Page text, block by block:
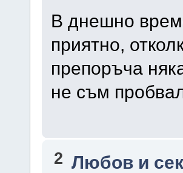
В днешно
приятно,
препоръча
не съм
2 Любов и